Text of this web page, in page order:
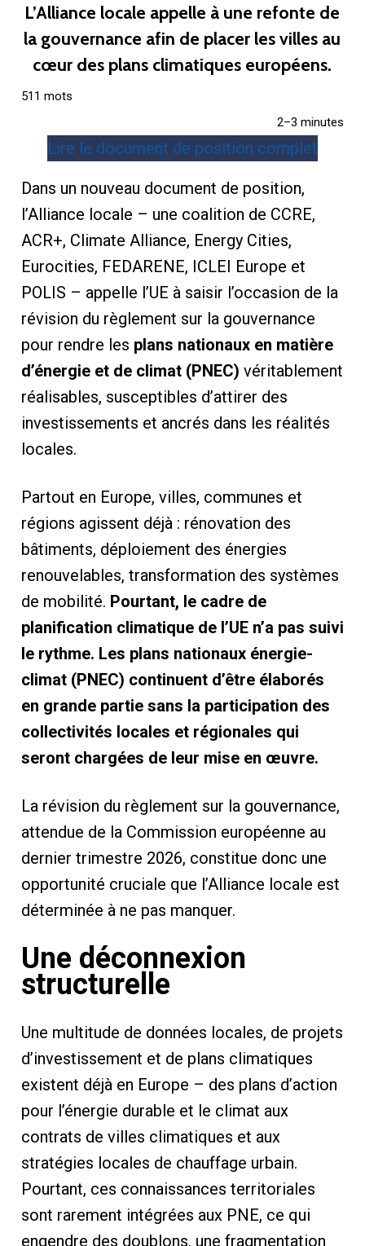
L’Alliance locale appelle à une refonte de
la gouvernance afin de placer les villes au
cœur des plans climatiques européens.
511 mots
2–3 minutes
Lire le document de position complet
Dans un nouveau document de position,
l’Alliance locale – une coalition de CCRE,
ACR+, Climate Alliance, Energy Cities,
Eurocities, FEDARENE, ICLEI Europe et
POLIS – appelle l’UE à saisir l’occasion de la
révision du règlement sur la gouvernance
pour rendre les plans nationaux en matière
d’énergie et de climat (PNEC) véritablement
réalisables, susceptibles d’attirer des
investissements et ancrés dans les réalités
locales.
Partout en Europe, villes, communes et
régions agissent déjà : rénovation des
bâtiments, déploiement des énergies
renouvelables, transformation des systèmes
de mobilité. Pourtant, le cadre de
planification climatique de l’UE n’a pas suivi
le rythme. Les plans nationaux énergie-
climat (PNEC) continuent d’être élaborés
en grande partie sans la participation des
collectivités locales et régionales qui
seront chargées de leur mise en œuvre.
La révision du règlement sur la gouvernance,
attendue de la Commission européenne au
dernier trimestre 2026, constitue donc une
opportunité cruciale que l’Alliance locale est
déterminée à ne pas manquer.
Une déconnexion
structurelle
Une multitude de données locales, de projets
d’investissement et de plans climatiques
existent déjà en Europe – des plans d’action
pour l’énergie durable et le climat aux
contrats de villes climatiques et aux
stratégies locales de chauffage urbain.
Pourtant, ces connaissances territoriales
sont rarement intégrées aux PNE, ce qui
engendre des doublons, une fragmentation